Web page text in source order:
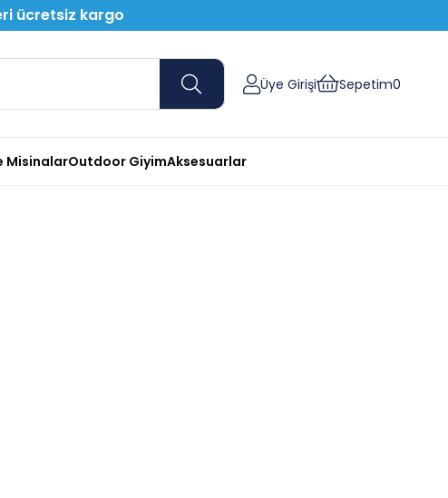
ücretsiz kargo
Üye Girişi Sepetim0
MisinalarOutdoor GiyimAksesuarlar